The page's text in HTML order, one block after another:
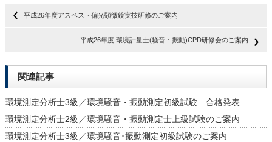
平成26年度アスベスト偏光顕微鏡実技研修のご案内
平成26年度 環境計量士(騒音・振動)CPD研修会のご案内
関連記事
環境測定分析士3級／環境騒音・振動測定初級試験 合格発表
環境測定分析士2級／環境騒音・振動測定士上級試験のご案内
環境測定分析士3級／環境騒音･振動測定初級試験のご案内